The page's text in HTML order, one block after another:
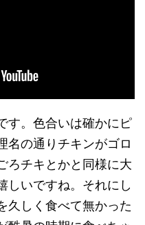
す。色合いは確かにピ
名の通りチキンがゴロ
ろチキとかと同様に大
しいですね。それにし
久しく食べて無かった